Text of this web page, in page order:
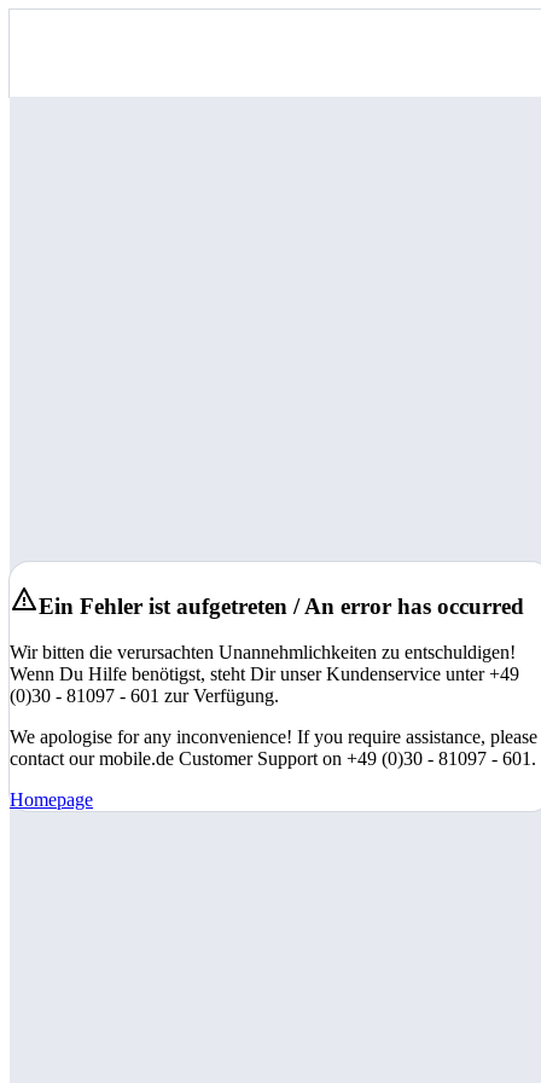
Ein Fehler ist aufgetreten / An error has occurred
Wir bitten die verursachten Unannehmlichkeiten zu entschuldigen!
Wenn Du Hilfe benötigst, steht Dir unser Kundenservice unter +49
(0)30 - 81097 - 601 zur Verfügung.
We apologise for any inconvenience! If you require assistance, please
contact our mobile.de Customer Support on +49 (0)30 - 81097 - 601.
Homepage